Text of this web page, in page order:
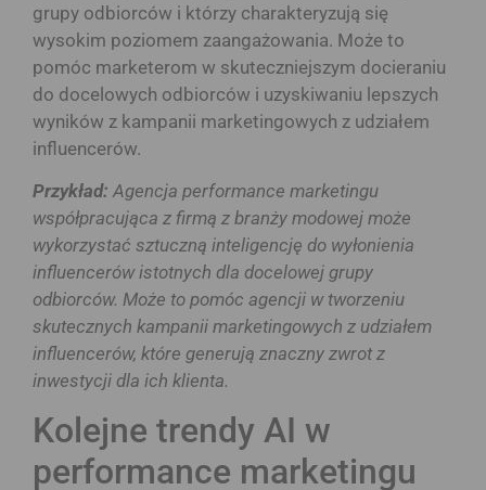
grupy odbiorców i którzy charakteryzują się
wysokim poziomem zaangażowania. Może to
pomóc marketerom w skuteczniejszym docieraniu
do docelowych odbiorców i uzyskiwaniu lepszych
wyników z kampanii marketingowych z udziałem
influencerów.
Przykład: Agencja performance marketingu
współpracująca z firmą z branży modowej może
wykorzystać sztuczną inteligencję do wyłonienia
influencerów istotnych dla docelowej grupy
odbiorców. Może to pomóc agencji w tworzeniu
skutecznych kampanii marketingowych z udziałem
influencerów, które generują znaczny zwrot z
inwestycji dla ich klienta.
Kolejne trendy AI w
performance marketingu